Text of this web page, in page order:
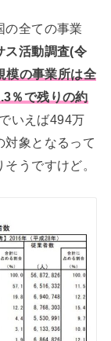
の全ての事業
ス活動調査(令
模の事業所は全
％で残りの約
いえば494万
対象となるって
うですけど。